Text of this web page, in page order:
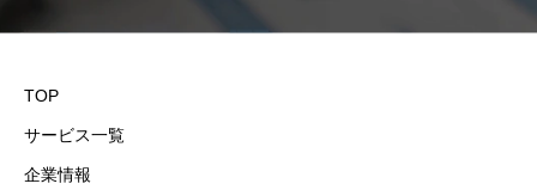
TOP
サービス一覧
企業情報